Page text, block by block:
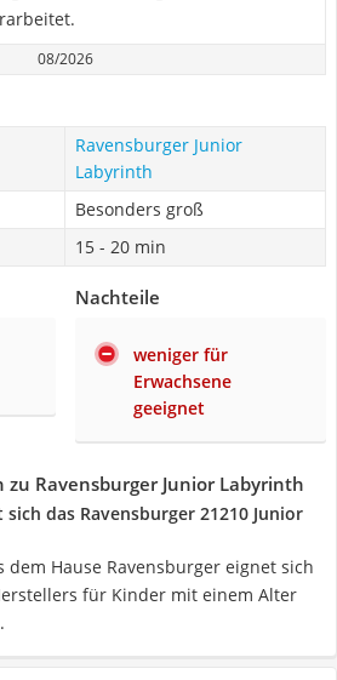
08/2026
Ravensburger Junior
Labyrinth
Besonders groß
15 - 20 min
Nachteile
weniger für
Erwachsene
geeignet
Ravensburger Junior Labyrinth
das Ravensburger 21210 Junior
dem Hause Ravensburger eignet sich
für Kinder mit einem Alter